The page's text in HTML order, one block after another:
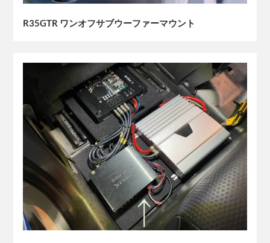
R35GTR ワンオフサブウーファーマウント